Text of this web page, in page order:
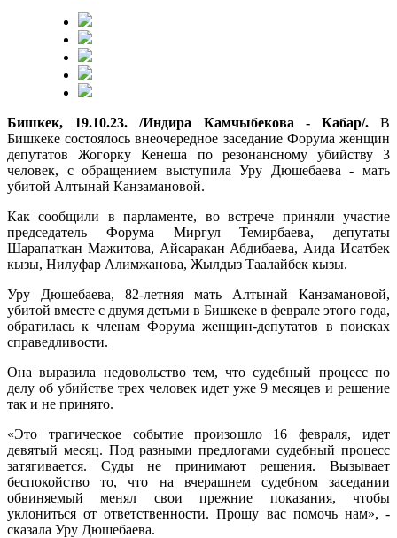
Бишкек, 19.10.23. /Индира Камчыбекова - Кабар/.В
Бишкеке состоялось внеочередное заседание Форума женщин
депутатов Жогорку Кенеша по резонансному убийству 3
человек, с обращением выступила Уру Дюшебаева - мать
убитой Алтынай Канзамановой.
Как сообщили в парламенте, во встрече приняли участие
председатель Форума Миргул Темирбаева, депутаты
Шарапаткан Мажитова, Айсаракан Абдибаева, Аида Исатбек
кызы, Нилуфар Алимжанова, Жылдыз Таалайбек кызы.
Уру Дюшебаева, 82-летняя мать Алтынай Канзамановой,
убитой вместе с двумя детьми в Бишкеке в феврале этого года,
обратилась к членам Форума женщин-депутатов в поисках
справедливости.
Она выразила недовольство тем, что судебный процесс по
делу об убийстве трех человек идет уже 9 месяцев и решение
так и не принято.
«Это трагическое событие произошло 16 февраля, идет
девятый месяц. Под разными предлогами судебный процесс
затягивается. Суды не принимают решения. Вызывает
беспокойство то, что на вчерашнем судебном заседании
обвиняемый менял свои прежние показания, чтобы
уклониться от ответственности. Прошу вас помочь нам», -
сказала Уру Дюшебаева.